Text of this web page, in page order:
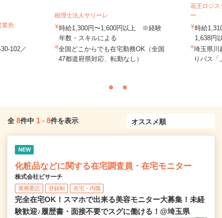
業所
102／
税理士法人サリーレ
時給1,300円〜1,600円以上 ※経験
年数・スキルによる
全国どこからでも在宅勤務OK（全国
47都道府県対応、転勤なし）
花王ロジ
ー
時給
1,638円
埼玉県川
りバス
全 8件中 1 - 8件を表示
NEW
化粧品などに関する在宅調査員・在宅モニター
株式会社ビサーチ
業務委託 登録制 在宅・内職
完全在宅OK！スマホで出来る美容モニター大募集！未経
験歓迎♪履歴書・面接不要でスグに働ける！@埼玉県